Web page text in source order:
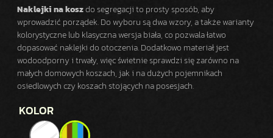
Naklejki na koszdo segregacji to prosty sposób, aby
wprowadzić porządek. Do wyboru są dwa wzory, a także warianty
kolorystyczne lub klasyczna wersja biała, co pozwala łatwo
dopasować naklejki do otoczenia. Dodatkowo materiał jest
wodoodporny i trwały, więc świetnie sprawdzi się zarówno na
małych domowych koszach, jak i na dużych pojemnikach
osiedlowych czy koszach stojących na posesjach.
KOLOR